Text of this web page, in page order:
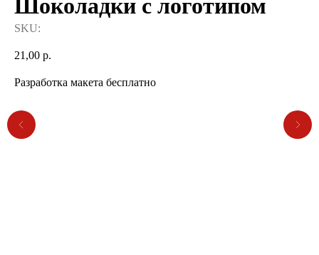
Шоколадки с логотипом
SKU:
21,00 р.
Разработка макета бесплатно